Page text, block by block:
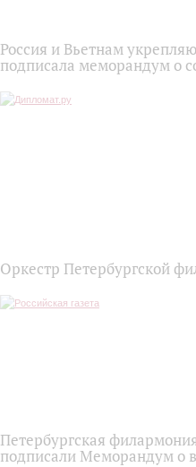
Россия и Вьетнам
подписала меморандум о
Оркестр Петербургской
Петербургская
подписали Меморандум о